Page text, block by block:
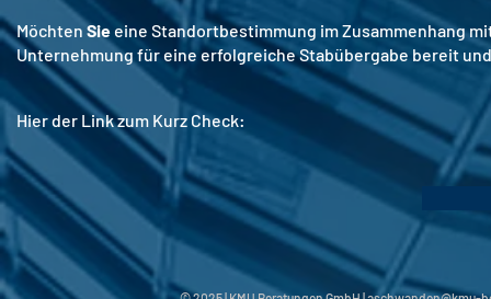
Möchten Sie eine Standortbestimmung im Zusammenhang
Unternehmung für eine erfolgreiche Stabübergabe bereit
Hier der Link zum Kurz Check: